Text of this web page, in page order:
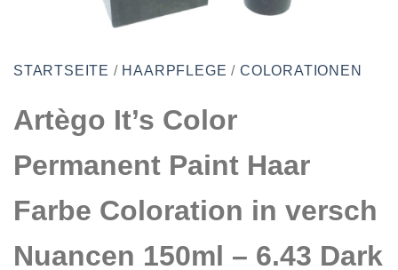
STARTSEITE / HAARPFLEGE / COLORATIONEN
Artègo It’s Color
Permanent Paint Haar
Farbe Coloration in versch
Nuancen 150ml – 6.43 Dark